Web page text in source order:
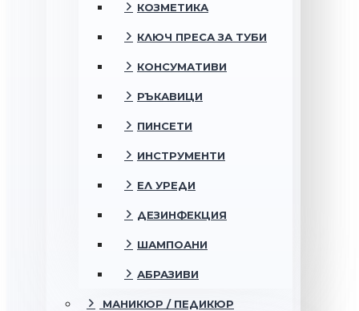
КОЗМЕТИКА
КЛЮЧ ПРЕСА ЗА ТУБИ
КОНСУМАТИВИ
РЪКАВИЦИ
ПИНСЕТИ
ИНСТРУМЕНТИ
ЕЛ УРЕДИ
ДЕЗИНФЕКЦИЯ
ШАМПОАНИ
АБРАЗИВИ
МАНИКЮР / ПЕДИКЮР